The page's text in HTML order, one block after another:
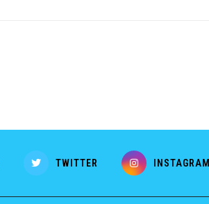
TWITTER INSTAGRAM